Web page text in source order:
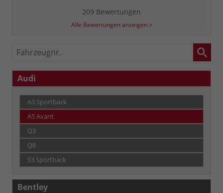
209 Bewertungen
Alle Bewertungen anzeigen >
Fahrzeugnr.
Audi
A3 Sportback
A5 Avant
Q3
Q8
S3 Sportback
Bentley